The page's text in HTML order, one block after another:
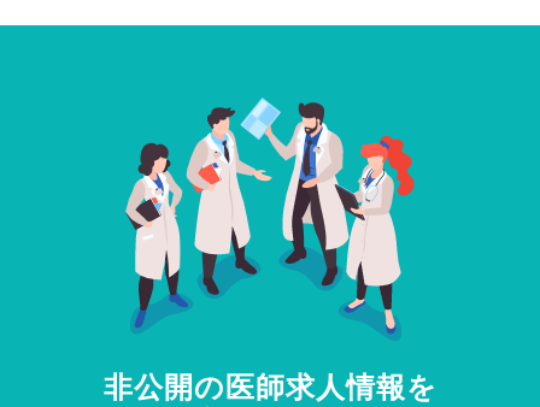
非公開の医師求人情報を